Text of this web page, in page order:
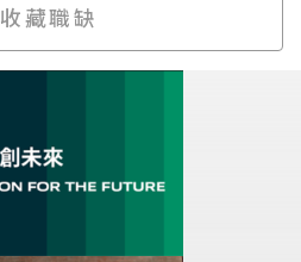
收藏職缺